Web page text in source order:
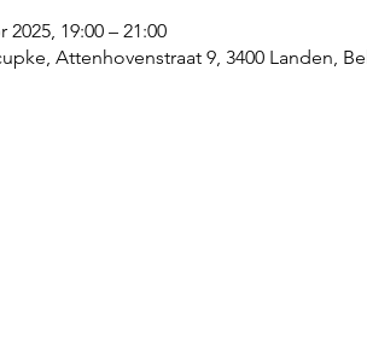
2025, 19:00 – 21:00
Attenhovenstraat 9, 3400 Landen,